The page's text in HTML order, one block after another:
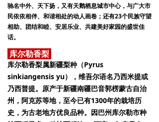
驰名中外、天下扬，又有天鹅栖息城市中心，与广大市
民依依相伴、和谐相处的动人画卷；还有23个民族守望
相助、团结和睦、安居乐业、共建美好家园的盛世佳
话。
库尔勒香梨
库尔勒香梨属新疆梨种（Pyrus
sinkiangensis yu），维吾尔语名乃西米提或
乃西普提。原产于新疆南疆巴音郭楞蒙古自治
州，阿克苏等地，至今已有1300年的栽培历
史，为古老地方优良品种。因巴州库尔勒市种